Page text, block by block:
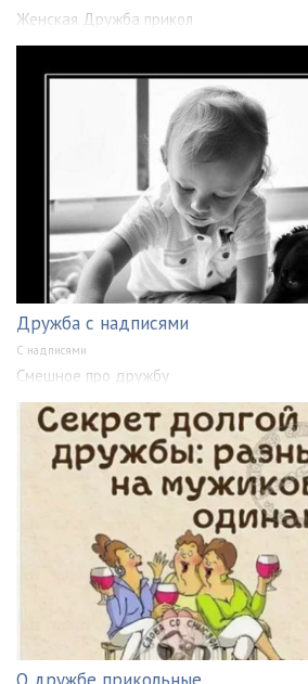
Женская Дружба прикол
Дружба с надписями
С надписями
Смешное про дружбу